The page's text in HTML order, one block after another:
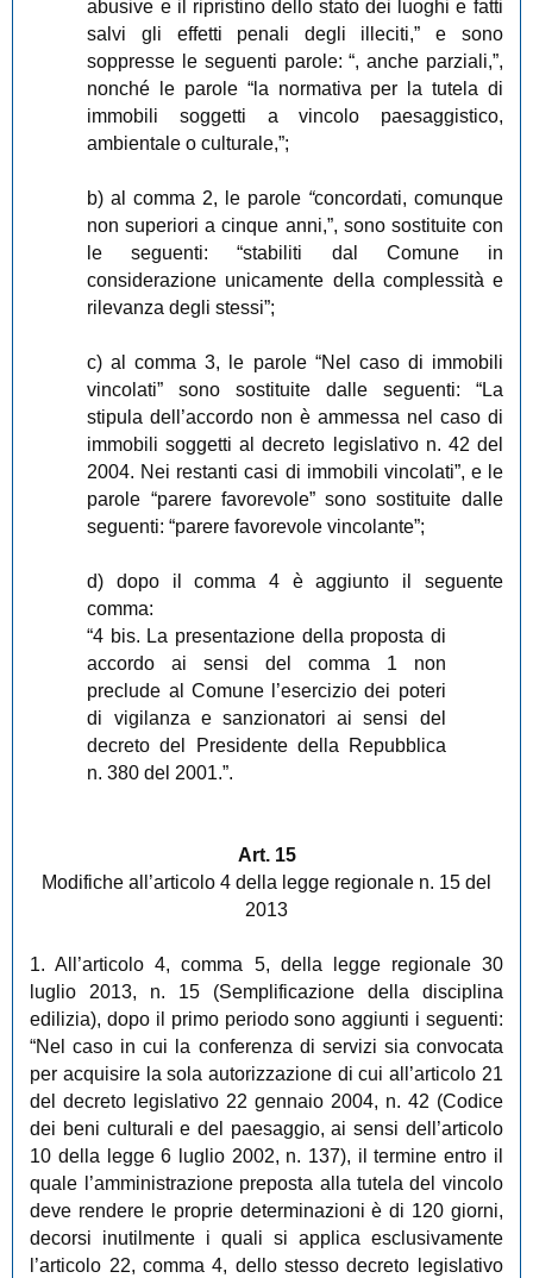
abusive e il ripristino dello stato dei luoghi e fatti
salvi gli effetti penali degli illeciti,” e sono
soppresse le seguenti parole: “, anche parziali,”,
nonché le parole “la normativa per la tutela di
immobili soggetti a vincolo paesaggistico,
ambientale o culturale,”;
b) al comma 2, le parole “concordati, comunque
non superiori a cinque anni,”, sono sostituite con
le seguenti: “stabiliti dal Comune in
considerazione unicamente della complessità e
rilevanza degli stessi”;
c) al comma 3, le parole “Nel caso di immobili
vincolati” sono sostituite dalle seguenti: “La
stipula dell’accordo non è ammessa nel caso di
immobili soggetti al decreto legislativo n. 42 del
2004. Nei restanti casi di immobili vincolati”, e le
parole “parere favorevole” sono sostituite dalle
seguenti: “parere favorevole vincolante”;
d) dopo il comma 4 è aggiunto il seguente
comma:
“4 bis. La presentazione della proposta di
accordo ai sensi del comma 1 non
preclude al Comune l’esercizio dei poteri
di vigilanza e sanzionatori ai sensi del
decreto del Presidente della Repubblica
n. 380 del 2001.”.
Art. 15
Modifiche all’articolo 4 della legge regionale n. 15 del
2013
1. All’articolo 4, comma 5, della legge regionale 30
luglio 2013, n. 15 (Semplificazione della disciplina
edilizia), dopo il primo periodo sono aggiunti i seguenti:
“Nel caso in cui la conferenza di servizi sia convocata
per acquisire la sola autorizzazione di cui all’articolo 21
del decreto legislativo 22 gennaio 2004, n. 42 (Codice
dei beni culturali e del paesaggio, ai sensi dell’articolo
10 della legge 6 luglio 2002, n. 137), il termine entro il
quale l’amministrazione preposta alla tutela del vincolo
deve rendere le proprie determinazioni è di 120 giorni,
decorsi inutilmente i quali si applica esclusivamente
l’articolo 22, comma 4, dello stesso decreto legislativo